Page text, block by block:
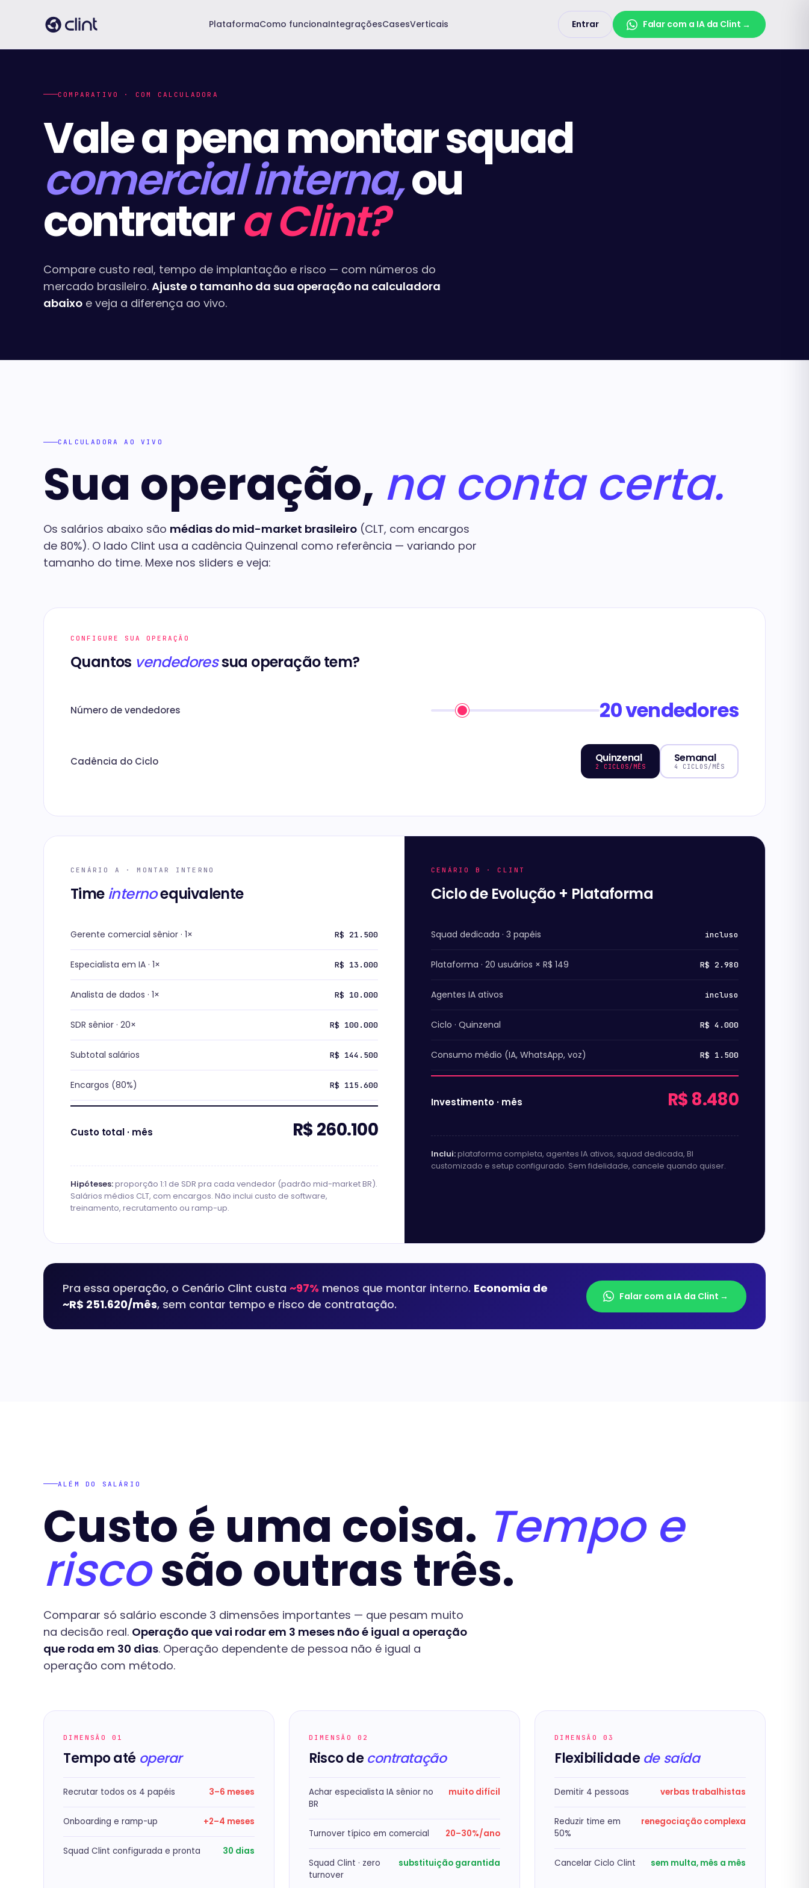
PlataformaComo funcionaIntegraçõesCasesVerticais Entrar Falar com a IA da Clint →
COMPARATIVO · COM CALCULADORA
Vale a pena montar squad
comercial interna,ou
contratara Clint?
Compare custo real, tempo de implantação e risco — com números do
mercado brasileiro. Ajuste o tamanho da sua operação na calculadora
abaixo e veja a diferença ao vivo.
CALCULADORA AO VIVO
Sua operação, na conta certa.
Os salários abaixo são médias do mid-market brasileiro (CLT, com encargos
de 80%). O lado Clint usa a cadência Quinzenal como referência — variando por
tamanho do time. Mexe nos sliders e veja:
CONFIGURE SUA OPERAÇÃO
Quantos vendedoressua operação tem?
Número de vendedores 20vendedores
Cadência do Ciclo Quinzenal
2 CICLOS/MÊS
Semanal
4 CICLOS/MÊS
CENÁRIO A · MONTAR INTERNO
Time internoequivalente
Gerente comercial sênior · 1× R$ 21.500
Especialista em IA · 1× R$ 13.000
Analista de dados · 1× R$ 10.000
SDR sênior · 20× R$ 100.000
Subtotal salários R$ 144.500
Encargos (80%) R$ 115.600
Custo total · mês R$ 260.100
Hipóteses:proporção 1:1 de SDR pra cada vendedor (padrão mid-market BR).
Salários médios CLT, com encargos. Não inclui custo de software,
treinamento, recrutamento ou ramp-up.
CENÁRIO B · CLINT
Ciclo de Evolução + Plataforma
Squad dedicada · 3 papéis incluso
Plataforma · 20 usuários × R$ 149 R$ 2.980
Agentes IA ativos incluso
Ciclo · Quinzenal R$ 4.000
Consumo médio (IA, WhatsApp, voz) R$ 1.500
Investimento · mês R$ 8.480
Inclui:plataforma completa, agentes IA ativos, squad dedicada, BI
customizado e setup configurado. Sem fidelidade, cancele quando quiser.
Pra essa operação, o Cenário Clint custa ~97% menos que montar interno. Economia de
~R$ 251.620/mês, sem contar tempo e risco de contratação.
Falar com a IA da Clint →
ALÉM DO SALÁRIO
Custo é uma coisa. Tempo e
riscosão outras três.
Comparar só salário esconde 3 dimensões importantes — que pesam muito
na decisão real. Operação que vai rodar em 3 meses não é igual a operação
que roda em 30 dias. Operação dependente de pessoa não é igual a
operação com método.
DIMENSÃO 01
Tempo até operar
Recrutar todos os 4 papéis 3–6 meses
Onboarding e ramp-up +2–4 meses
Squad Clint configurada e pronta 30 dias
DIMENSÃO 02
Risco decontratação
Achar especialista IA sênior no
BR
muito difícil
Turnover típico em comercial 20–30%/ano
Squad Clint · zero
turnover
substituição garantida
DIMENSÃO 03
Flexibilidadede saída
Demitir 4 pessoas verbas trabalhistas
Reduzir time em
50%
renegociação complexa
Cancelar Ciclo Clint sem multa, mês a mês